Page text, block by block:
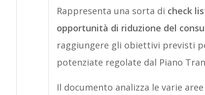
Rappresenta una sorta di check
opportunità di riduzione del
raggiungere gli obiettivi previsti
potenziate regolate dal Piano
Il documento analizza le varie